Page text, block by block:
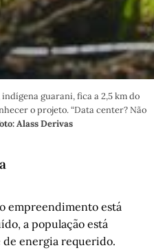
guarani, fica a 2,5 km do
o projeto. “Data center? Não
Alass Derivas
empreendimento está
a população está
de energia requerido.